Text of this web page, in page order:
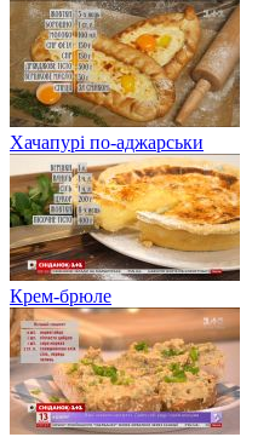
Хачапурі по-аджарськи
Крем-брюле